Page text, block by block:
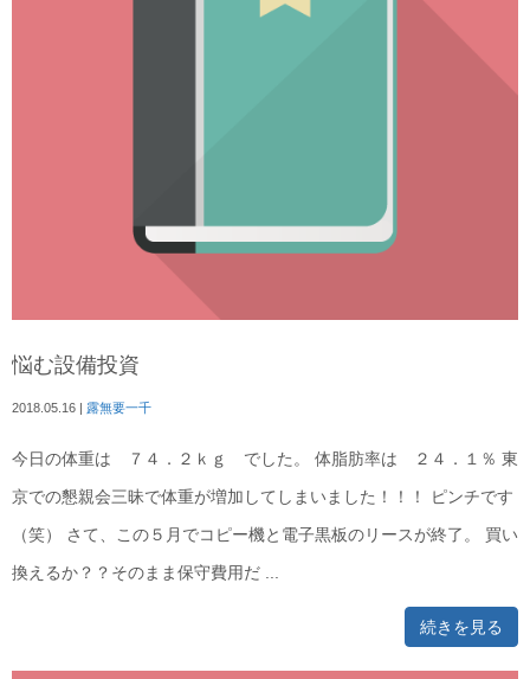
悩む設備投資
2018.05.16 | 露無要一千
今日の体重は ７４．２ｋｇ でした。 体脂肪率は ２４．１％ 東
京での懇親会三昧で体重が増加してしまいました！！！ ピンチです
（笑） さて、この５月でコピー機と電子黒板のリースが終了。 買い
換えるか？？そのまま保守費用だ ...
続きを見る